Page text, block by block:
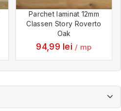
Parchet laminat 12mm
Classen Story Roverto
Oak
94,99 lei / mp